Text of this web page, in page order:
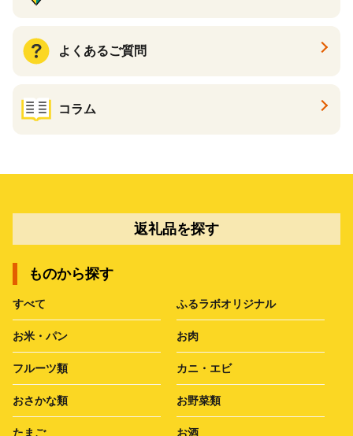
よくあるご質問
コラム
返礼品を探す
ものから探す
すべて ふるラボオリジナル
お米・パン お肉
フルーツ類 カニ・エビ
おさかな類 お野菜類
たまご お酒